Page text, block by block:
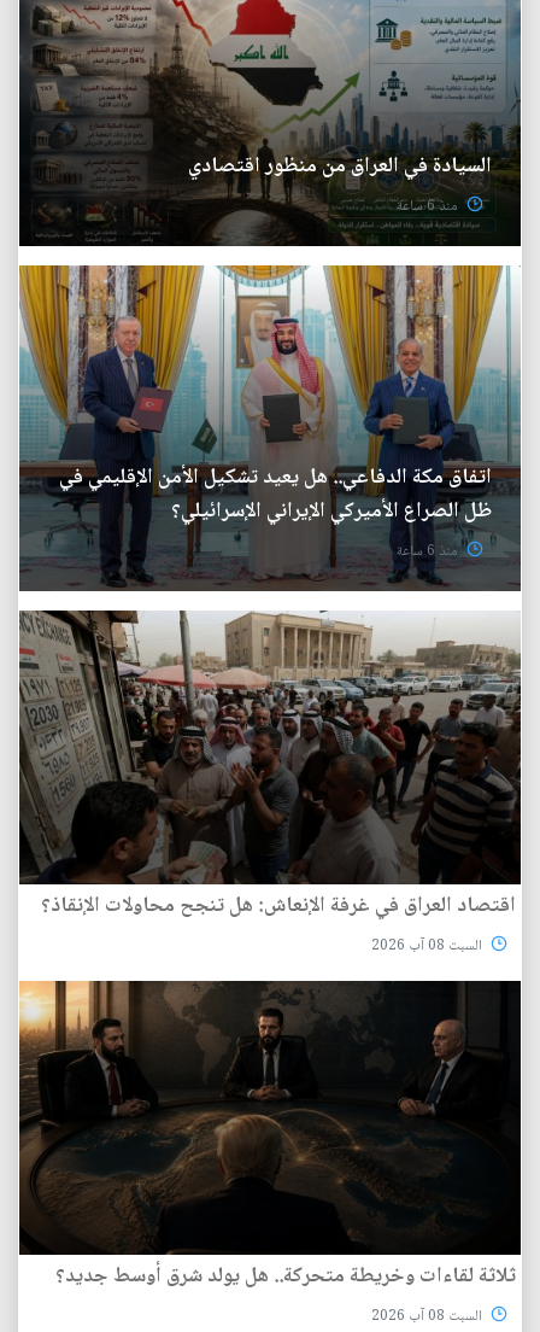
السيادة في العراق من منظور اقتصادي
منذ 6 ساعة
اتفاق مكة الدفاعي.. هل يعيد تشكيل الأمن الإقليمي في
ظل الصراع الأميركي الإيراني الإسرائيلي؟
منذ 6 ساعة
اقتصاد العراق في غرفة الإنعاش: هل تنجح محاولات الإنقاذ؟
السبت 08 آب 2026
ثلاثة لقاءات وخريطة متحركة.. هل يولد شرق أوسط جديد؟
السبت 08 آب 2026